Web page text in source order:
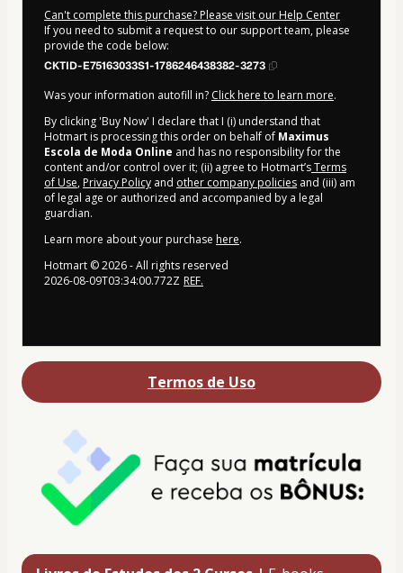
Can't complete this purchase? Please visit our Help Center
If you need to submit a request to our support team, please
provide the code below:
CKTID-E75163033S1-1786246438382-3273
Was your information autofill in? Click here to learn more.
By clicking 'Buy Now' I declare that I (i) understand that
Hotmart is processing this order on behalf of Maximus
Escola de Moda Online and has no responsibility for the
content and/or control over it; (ii) agree to Hotmart’sTerms
of Use, Privacy Policy and other company policies and (iii) am
of legal age or authorized and accompanied by a legal
guardian.
Learn more about your purchase here.
Hotmart ©2026- All rights reserved
2026-08-09T03:34:00.772Z REF.
Termos de Uso